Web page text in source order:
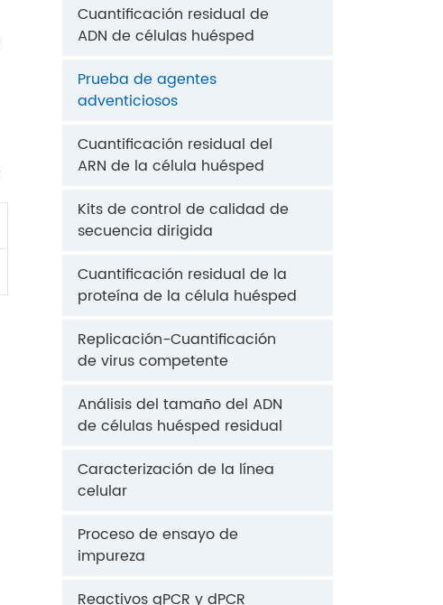
Cuantificación residual de
ADN de células huésped
Prueba de agentes
adventiciosos
Cuantificación residual del
ARN de la célula huésped
Kits de control de calidad de
secuencia dirigida
Cuantificación residual de la
proteína de la célula huésped
Replicación-Cuantificación
de virus competente
Análisis del tamaño del ADN
de células huésped residual
Caracterización de la línea
celular
Proceso de ensayo de
impureza
Reactivos qPCR y dPCR